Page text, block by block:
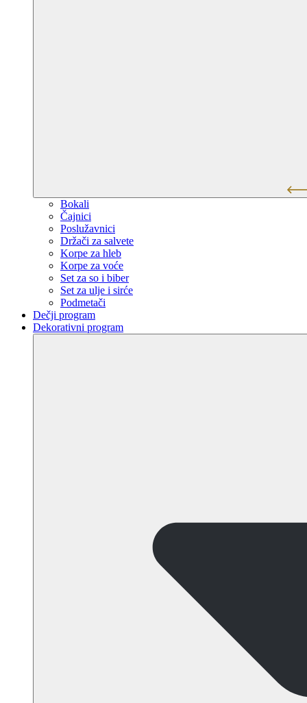
Bokali
Čajnici
Poslužavnici
Držači za salvete
Korpe za hleb
Korpe za voće
Set za so i biber
Set za ulje i sirće
Podmetači
Dečji program
Dekorativni program